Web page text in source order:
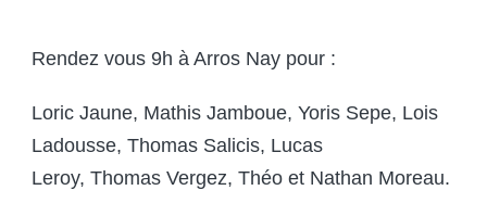
Rendez vous 9h à Arros Nay pour :
Loric Jaune, Mathis Jamboue, Yoris Sepe, Lois
Ladousse, Thomas Salicis, Lucas
Leroy, Thomas Vergez, Théo et Nathan Moreau.